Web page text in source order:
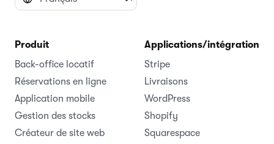
Produit
Back-office locatif
Réservations en ligne
Application mobile
Gestion des stocks
Créateur de site web
Applications/intégrations
Stripe
Livraisons
WordPress
Shopify
Squarespace